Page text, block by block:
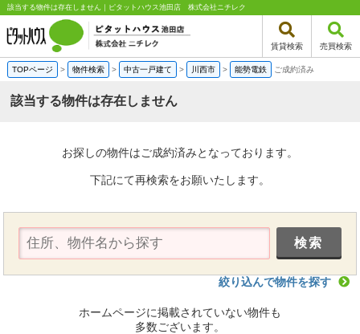
該当する物件は存在しません｜ピタットハウス池田店 株式会社ニチレク
賃貸検索 売買検索
TOPページ > 物件検索 > 中古一戸建て > 川西市 > 能勢電鉄 ご成約済み
該当する物件は存在しません
お探しの物件はご成約済みとなっております。
下記にて再検索をお願いたします。
絞り込んで物件を探す
ホームページに掲載されていない物件も
多数ございます。